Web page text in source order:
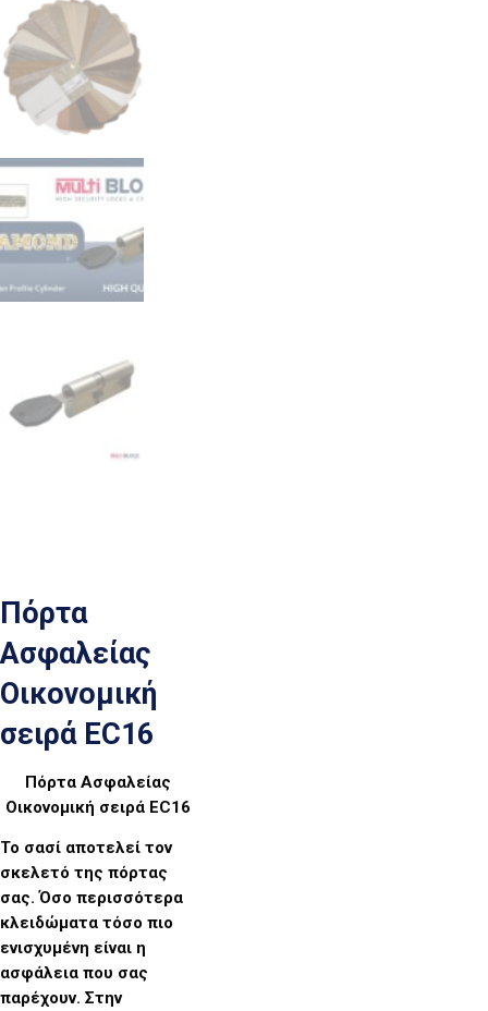
Πόρτα
Ασφαλείας
Οικονομική
σειρά EC16
Πόρτα Ασφαλείας
Οικονομική σειρά EC16
Το σασί αποτελεί τον
σκελετό της πόρτας
σας. Όσο περισσότερα
κλειδώματα τόσο πιο
ενισχυμένη είναι η
ασφάλεια που σας
παρέχουν. Στην